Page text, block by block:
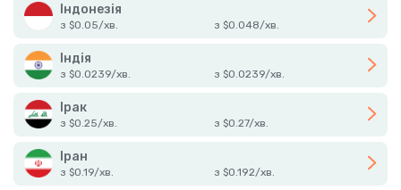
Індонезія
з $0.05/хв. з $0.048/хв.
Індія
з $0.0239/хв. з $0.0239/хв.
Ірак
з $0.25/хв. з $0.27/хв.
Іран
з $0.19/хв. з $0.192/хв.